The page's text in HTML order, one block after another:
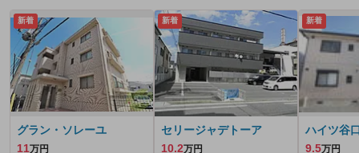
新着
グラン・ソレーユ
11万円
新着
セリージャデトーア
10.2万円
新着
ハイツ谷
9.5万円